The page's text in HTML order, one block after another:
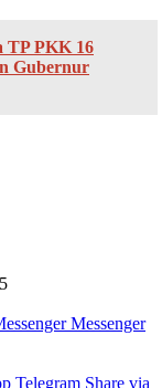
TP PKK 16
Gubernur
Messenger
Telegram Share via